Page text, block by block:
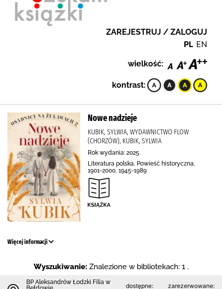
ZAREJESTRUJ / ZALOGUJ
PL EN
wielkość:
kontrast:
Nowe nadzieje
KUBIK, SYLWIA, WYDAWNICTWO FLOW
(CHORZÓW), KUBIK, SYLWIA
Rok wydania: 2025.
Literatura polska, Powieść historyczna,
1901-2000, 1945-1989
Więcej informacji
Wyszukiwanie: Znalezione w bibliotekach: 1 .
BP Aleksandrów Łodzki Filia w
dostępne: zarezerwowane: